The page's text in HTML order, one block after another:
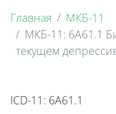
Главная
МКБ-11
МКБ-11: 6A61.1
текущем
ICD-11: 6A61.1